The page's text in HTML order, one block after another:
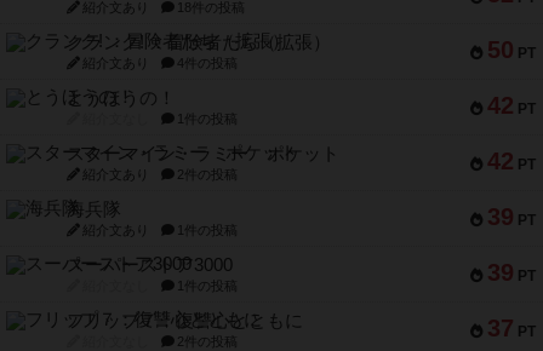
紹介文あり 18件の投稿
50 PT
クランク! ：冒険者たち（拡張）
紹介文あり 4件の投稿
42 PT
とうほうの！
1件の投稿
42 PT
スターマイン・ラミー ポケット
紹介文あり 2件の投稿
39 PT
海兵隊
紹介文あり 1件の投稿
39 PT
スーパーストア3000
1件の投稿
37 PT
フリップ７：復讐心とともに
2件の投稿